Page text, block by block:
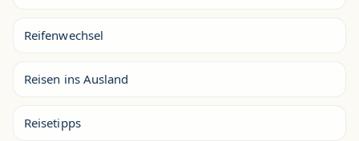
Reifenwechsel
Reisen ins Ausland
Reisetipps